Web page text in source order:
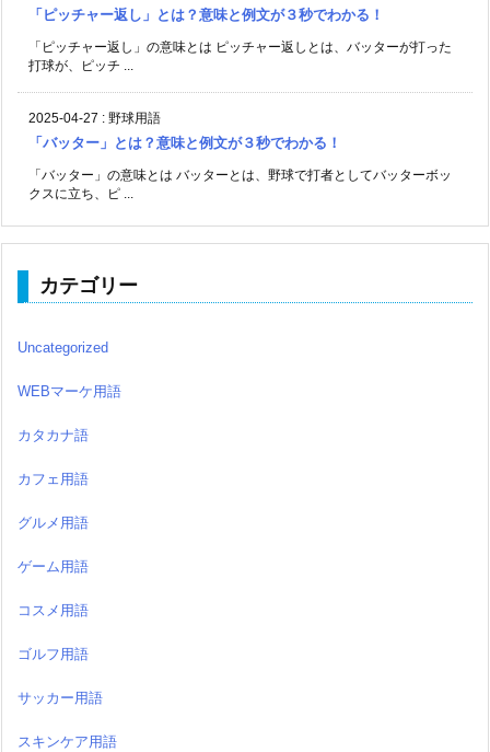
「ピッチャー返し」とは？意味と例文が３秒でわかる！
「ピッチャー返し」の意味とは ピッチャー返しとは、バッターが打った
打球が、ピッチ ...
2025-04-27 : 野球用語
「バッター」とは？意味と例文が３秒でわかる！
「バッター」の意味とは バッターとは、野球で打者としてバッターボッ
クスに立ち、ピ ...
カテゴリー
Uncategorized
WEBマーケ用語
カタカナ語
カフェ用語
グルメ用語
ゲーム用語
コスメ用語
ゴルフ用語
サッカー用語
スキンケア用語